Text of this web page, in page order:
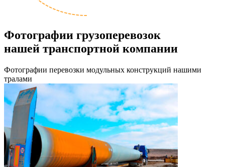
Фотографии грузоперевозок
нашей транспортной компании
Фотографии перевозки модульных конструкций нашими
тралами